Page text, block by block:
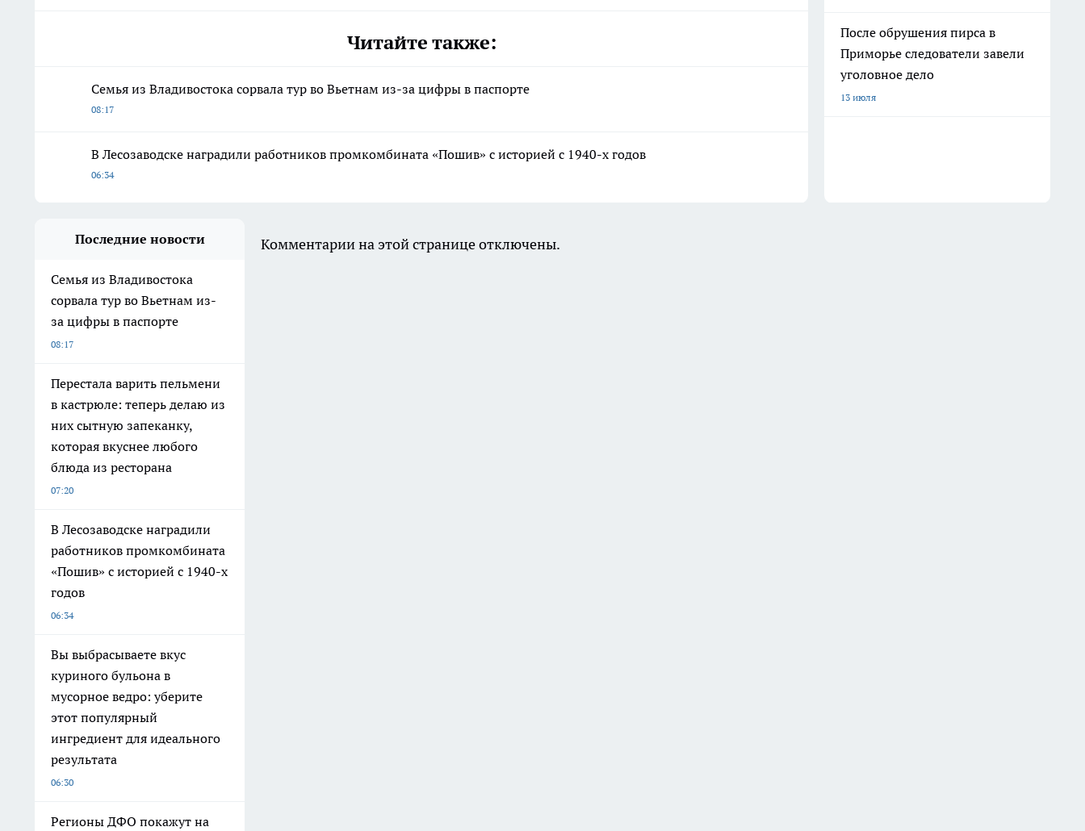
Читайте также:
Семья из Владивостока сорвала тур во Вьетнам из-за цифры в паспорте
08:17
В Лесозаводске наградили работников промкомбината «Пошив» с историей с 1940-х годов
06:34
После обрушения пирса в
Приморье следователи завели
уголовное дело
13 июля
Последние новости
Семья из Владивостока
сорвала тур во Вьетнам из-
за цифры в паспорте
08:17
Перестала варить пельмени
в кастрюле: теперь делаю из
них сытную запеканку,
которая вкуснее любого
блюда из ресторана
07:20
В Лесозаводске наградили
работников промкомбината
«Пошив» с историей с 1940-х
годов
06:34
Вы выбрасываете вкус
куриного бульона в
мусорное ведро: уберите
этот популярный
ингредиент для идеального
результата
06:30
Регионы ДФО покажут на
Комментарии на этой странице отключены.